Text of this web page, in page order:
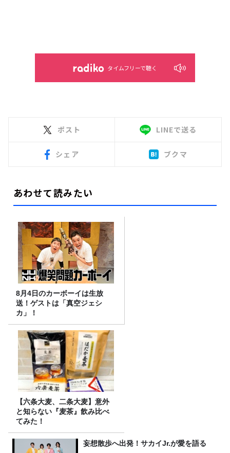
タイムフリーで聴く
ポスト LINEで送る
シェア ブクマ
あわせて読みたい
8月4日のカーボーイは生放
送！ゲストは「真空ジェシ
カ」！
【六条大麦、二条大麦】意外
と知らない『麦茶』飲み比べ
てみた！
妄想散歩へ出発！サカイJr.が愛を語る